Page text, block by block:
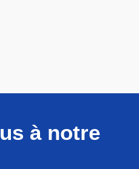
à notre